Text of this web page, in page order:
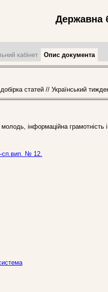
Державна
кабінет Опис документа
добірка статей // Український
інформаційна грамотність
№ 12.